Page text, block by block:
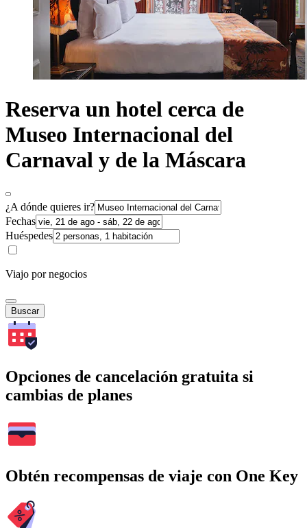
Reserva un hotel cerca de
Museo Internacional del
Carnaval y de la Máscara
¿A dónde quieres ir?
Fechas
Huéspedes
Viajo por negocios
Buscar
Opciones de cancelación gratuita si
cambias de planes
Obtén recompensas de viaje con One Key